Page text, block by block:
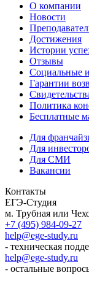
О компании
Новости
Достижения
Истории
Отзывы
Социальные
Гарантии
Политика
Бесплатные
Для
Для
Для СМИ
Вакансии
Контакты
ЕГЭ-Студия
м. Трубная или
+7 (495) 984-09-27
help@ege-study.ru
- техническая
help@ege-study.ru
- остальные